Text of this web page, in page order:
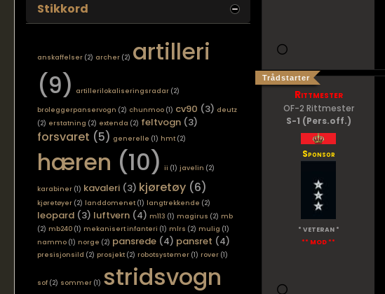
Rittmester
Trådstarter
OF-2 Rittmester
S-1 (Pers.off.)
Sponsor
* VETERAN *
** MOD **
Stikkord
anskaffelser (2) archer (2) artilleri
(9)
artillerilokaliseringsradar (2)
broleggerpanservogn (2) chunmoo (1) cv90 (3) deutz
(2) erstatning (2) extenda (2) feltvogn (3)
forsvaret (5) generelle (1) hmt (2)
hæren (10) ii (1) javelin (2)
karabiner (1) kavaleri (3) kjøretøy (6)
kjøretøyer (2) landdomenet (1) langtrekkende (2)
leopard (3) luftvern (4) m113 (1) magirus (2) mb
(2) mb240 (1) mekanisert infanteri (1) mlrs (2) mulig (1)
nammo (1) norge (2) pansrede (4) pansret (4)
presisjonsild (2) prosjekt (2) robotsystemer (1) rover (1)
sof (2) sommer (1) stridsvogn